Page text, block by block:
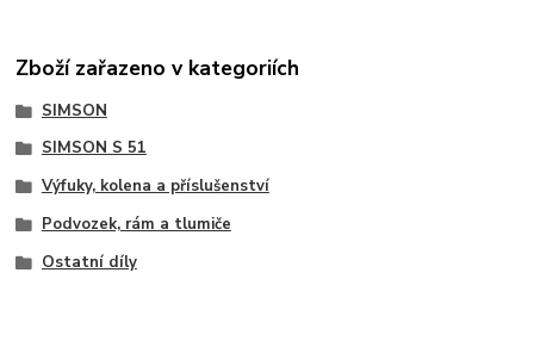
Zboží zařazeno v kategoriích
SIMSON
SIMSON S 51
Výfuky, kolena a příslušenství
Podvozek, rám a tlumiče
Ostatní díly